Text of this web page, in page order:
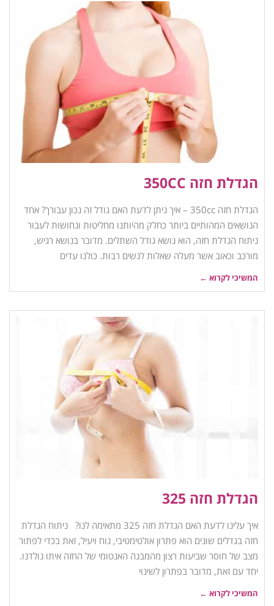
הגדלת חזה 350CC
הגדלת חזה 350cc – איך ניתן לדעת האם גודל זה נכון עבורך? אחד
הנושאים המהותיים ביותר כחלק מהיותנו מחליטות ונחושות לעבור
ניתוח הגדלת חזה, הוא נושא גודל השתלים. מדובר בנושא רגיש,
מורכב וכאוב אשר מעלה שאלות לנשים רבות. כולנו עדים
המשיכי לקרוא ←
הגדלת חזה 325
איך עלינו לדעת האם הגדלת חזה 325 מתאימה לנו? ניתוח הגדלת
חזה בגדלים שונים הוא פתרון אולטימטיבי, נוח ויעיל, זאת בכדי לפתור
מצב של חוסר שביעות רצון מהמבנה האנטומי של החזה איתו נולדנו.
יחד עם זאת, מדובר בפתרון לשינוי
המשיכי לקרוא ←